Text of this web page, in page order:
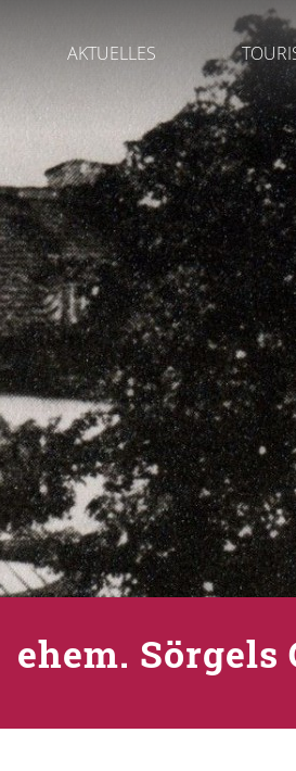
AKTUELLES
ehem. Sörgels